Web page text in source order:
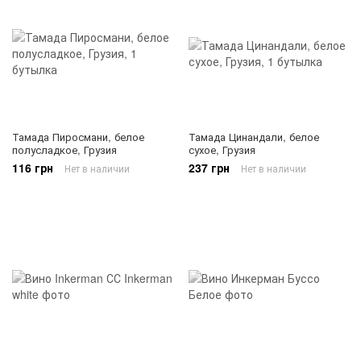
Тамада Пиросмани, белое
полусладкое, Грузия
116 грн Нет в наличии
Тамада Цинандали, белое
сухое, Грузия
237 грн Нет в наличии